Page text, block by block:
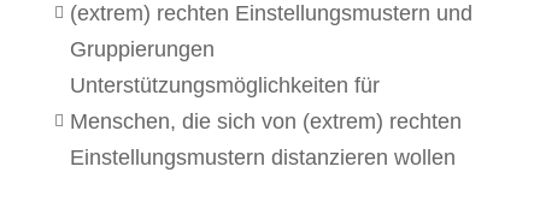
 (extrem) rechten Einstellungsmustern und
Gruppierungen

Unterstützungsmöglichkeiten für
Menschen, die sich von (extrem) rechten
Einstellungsmustern distanzieren wollen